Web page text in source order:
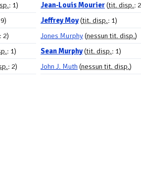
: 1)
: 2)
: 1)
: 2)
Jean-Louis Mourier(tit. disp.:
Jeffrey Moy(tit. disp.: 1)
Jones Murphy(nessun tit. disp.)
Sean Murphy(tit. disp.: 1)
John J. Muth (nessun tit. disp.)